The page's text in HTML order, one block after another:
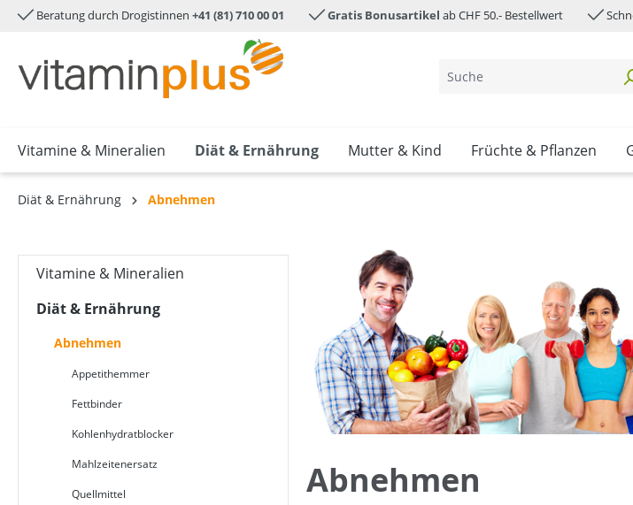
springen Zur Hauptnavigation springen
Beratung durch Drogistinnen +41 (81) 710 00 01 Gratis Bonusartikel ab CHF 50.- Bestellwert
Vitamine & Mineralien Diät & Ernährung Mutter & Kind Früchte & Pflanzen
Diät & Ernährung Abnehmen
Vitamine & Mineralien
Diät & Ernährung
Abnehmen
Appetithemmer
Fettbinder
Kohlenhydratblocker
Mahlzeitenersatz
Quellmittel
Abnehmen